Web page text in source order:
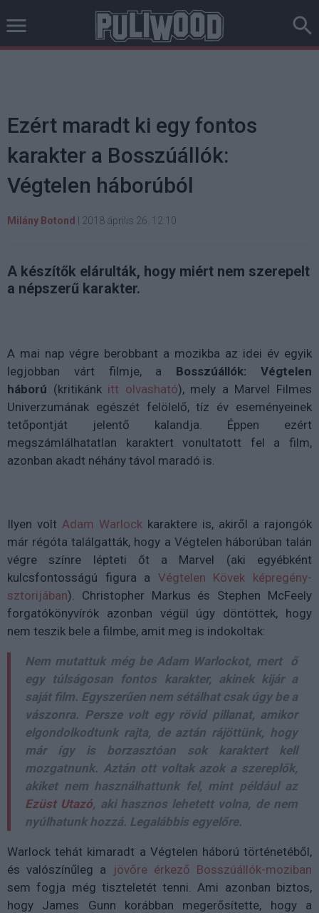
Ezért maradt ki egy fontos
karakter a Bosszúállók:
Végtelen háborúból
Milány Botond 2018 április 26. 12:10
A készítők elárulták, hogy miért nem szerepelt
a népszerű karakter.
A mai nap végre berobbant a mozikba az idei év egyik
legjobban várt filmje, a Bosszúállók: Végtelen
háború (kritikánk itt olvasható), mely a Marvel Filmes
Univerzumának egészét felölelő, tíz év eseményeinek
tetőpontját jelentő kalandja. Éppen ezért
megszámlálhatatlan karaktert vonultatott fel a film,
azonban akadt néhány távol maradó is.
Ilyen volt Adam Warlock karaktere is, akiről a rajongók
már régóta találgatták, hogy a Végtelen háborúban talán
végre színre lépteti őt a Marvel (aki egyébként
kulcsfontosságú figura a Végtelen Kövek képregény-
sztorijában). Christopher Markus és Stephen McFeely
forgatókönyvírók azonban végül úgy döntöttek, hogy
nem teszik bele a filmbe, amit meg is indokoltak:
Nem mutattuk még be Adam Warlockot, mert ő
egy túlságosan fontos karakter, akinek kijár a
saját film. Egyszerűen nem sétálhat csak úgy be a
vászonra. Persze volt egy rövid pillanat, amikor
elgondolkodtunk rajta, de aztán rájöttünk, hogy
már így is borzasztóan sok karaktert kell
mozgatnunk. Aztán ott voltak azok a szereplők,
akiket nem használhattunk fel, mint például az
Ezüst Utazó, aki hasznos lehetett volna, de nem
nyúlhatunk hozzá. Legalábbis egyelőre.
Warlock tehát kimaradt a Végtelen háború történetéből,
és valószínűleg a
jövőre érkező Bosszúállók-moziban
sem fogja még tiszteletét tenni. Ami azonban biztos,
hogy James Gunn korábban megerősítette, hogy a